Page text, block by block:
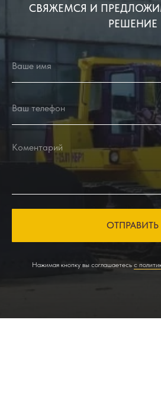
СВЯЖЕМСЯ И
РЕШЕНИЕ
ОТПРАВИТЬ
Нажимая кнопку вы соглашаетесь с